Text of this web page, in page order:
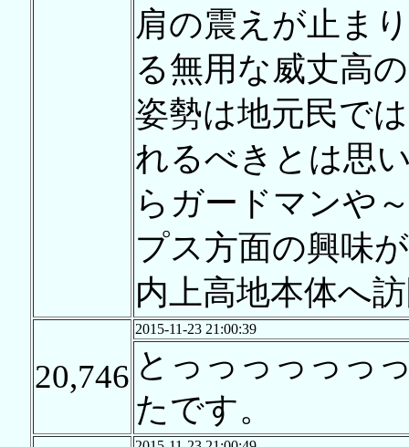
肩の震えが止ま
る無用な威丈高
姿勢は地元民で
れるべきとは思
らガードマンや
プス方面の興味
内上高地本体へ
20,746
2015-11-23 21:00:39
とっっっっっっ
たです。